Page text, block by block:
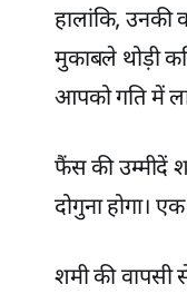
हालांकि,
मुकाबले थोड़ी
आपको गति में
फैंस की उम्मीदें
दोगुना होगा।
शमी की वापसी